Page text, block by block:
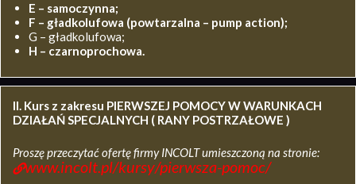
E – samoczynna;
F – gładkolufowa (powtarzalna – pump action);
G – gładkolufowa;
H – czarnoprochowa.
II. Kurs z zakresu PIERWSZEJ POMOCY W WARUNKACH
DZIAŁAŃ SPECJALNYCH ( RANY POSTRZAŁOWE )
Proszę przeczytać ofertę firmy INCOLT umieszczoną na stronie:
www.incolt.pl/kursy/pierwsza-pomoc/